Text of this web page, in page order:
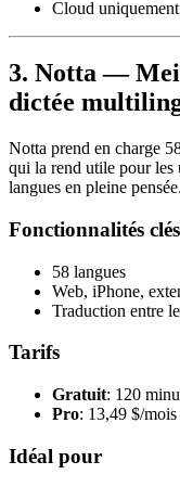
Cloud uniquement
3. Notta —
dictée
Notta prend en charge
qui la rend utile pour les
langues en pleine pensée.
Fonctionnalités clés
58 langues
Web, iPhone,
Traduction entre
Tarifs
Gratuit: 120
Pro: 13,49 $/mois
Idéal pour